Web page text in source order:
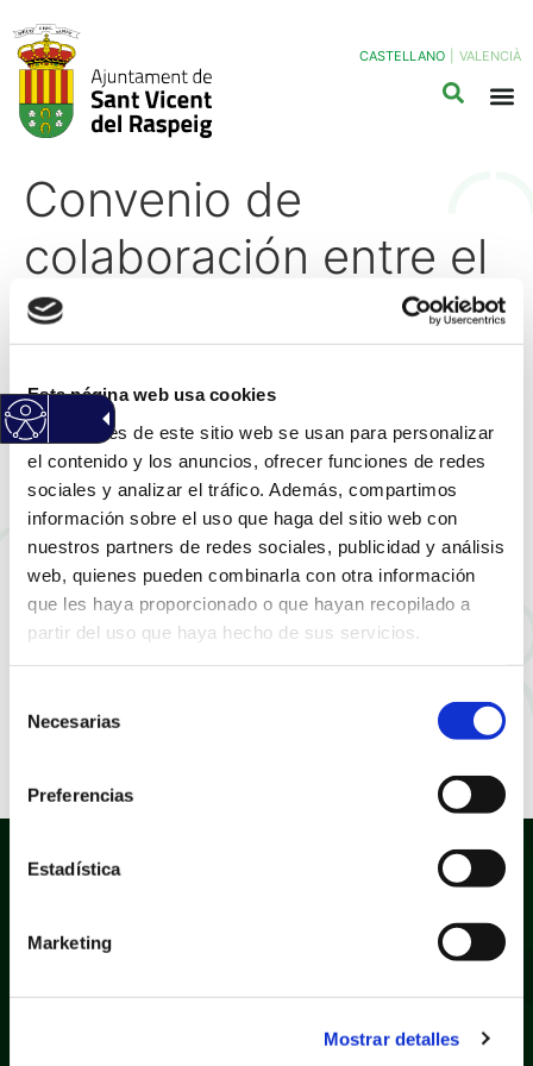
Esta página web usa cookies
Las cookies de este sitio web se usan para personalizar
el contenido y los anuncios, ofrecer funciones de redes
sociales y analizar el tráfico. Además, compartimos
información sobre el uso que haga del sitio web con
nuestros partners de redes sociales, publicidad y análisis
web, quienes pueden combinarla con otra información
que les haya proporcionado o que hayan recopilado a
partir del uso que haya hecho de sus servicios.
Necesarias
Preferencias
Estadística
Marketing
Mostrar detalles
CASTELLANO VALENCIÀ
Convenio de
colaboración entre el
Ayuntamiento de San
Vicente del Raspeig y
la mercantil
Decathlon Aspaña,
S.A.U. para la
realización de la
actividad deportiva
“muévete en bici